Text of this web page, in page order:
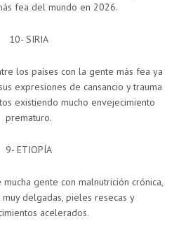
fea del mundo en 2026.
10- SIRIA
los países con la gente más fea ya
expresiones de cansancio y trauma
existiendo mucho envejecimiento
prematuro.
9- ETIOPÍA
gente con malnutrición crónica,
delgadas, pieles resecas y
acelerados.